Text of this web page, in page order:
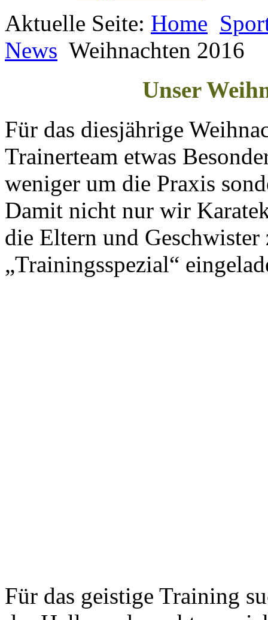
Aktuelle Seite: Home
News Weihnachten 2016
Unser
Für das diesjährige
Trainerteam etwas
weniger um die Praxis
Damit nicht nur wir
die Eltern und Geschwister
„Trainingsspezial“
Für das geistige Training